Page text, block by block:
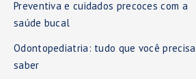
Preventiva e cuidados precoces com a
saúde bucal
Odontopediatria: tudo que você precisa
saber